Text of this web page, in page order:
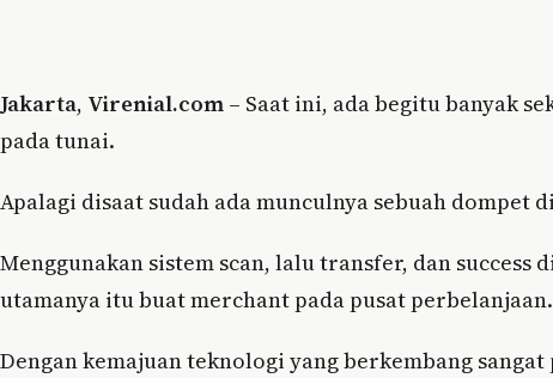
Jakarta, Virenial.com – Saat ini, ada begitu banyak
pada tunai.
Apalagi disaat sudah ada munculnya sebuah dompet
Menggunakan sistem scan, lalu transfer, dan
utamanya itu buat merchant pada pusat perbelanjaan.
Dengan kemajuan teknologi yang berkembang